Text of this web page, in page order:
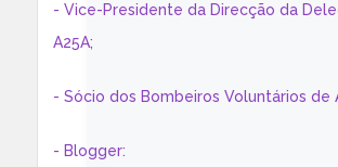
- Vice-Presidente da Direcção da
A25A;
- Sócio dos Bombeiros Voluntários de
- Blogger: